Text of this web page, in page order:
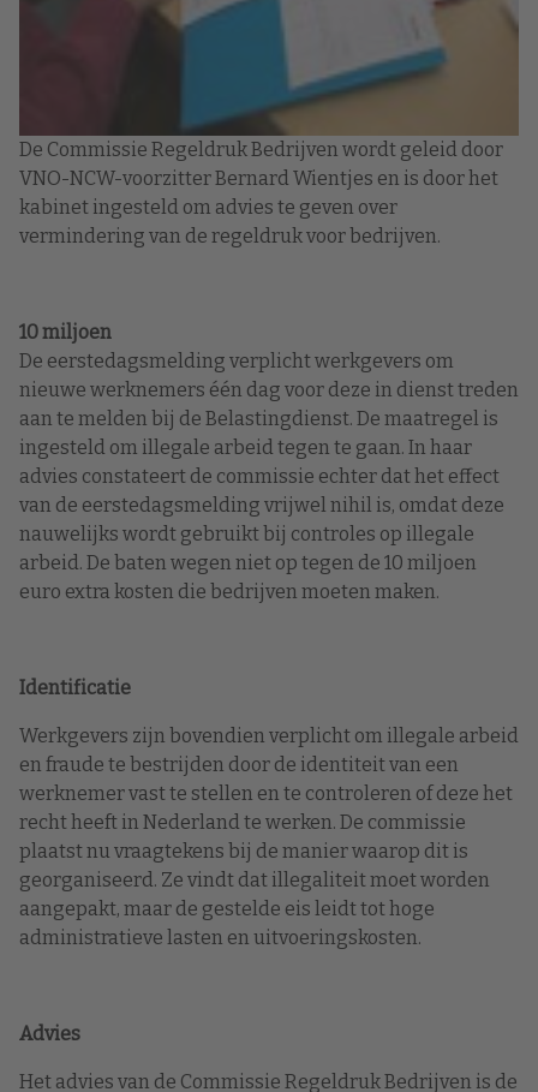
De Commissie Regeldruk Bedrijven wordt geleid door
VNO-NCW-voorzitter Bernard Wientjes en is door het
kabinet ingesteld om advies te geven over
vermindering van de regeldruk voor bedrijven.
10 miljoen
De eerstedagsmelding verplicht werkgevers om
nieuwe werknemers één dag voor deze in dienst treden
aan te melden bij de Belastingdienst. De maatregel is
ingesteld om illegale arbeid tegen te gaan. In haar
advies constateert de commissie echter dat het effect
van de eerstedagsmelding vrijwel nihil is, omdat deze
nauwelijks wordt gebruikt bij controles op illegale
arbeid. De baten wegen niet op tegen de 10 miljoen
euro extra kosten die bedrijven moeten maken.
Identificatie
Werkgevers zijn bovendien verplicht om illegale arbeid
en fraude te bestrijden door de identiteit van een
werknemer vast te stellen en te controleren of deze het
recht heeft in Nederland te werken. De commissie
plaatst nu vraagtekens bij de manier waarop dit is
georganiseerd. Ze vindt dat illegaliteit moet worden
aangepakt, maar de gestelde eis leidt tot hoge
administratieve lasten en uitvoeringskosten.
Advies
Het advies van de Commissie Regeldruk Bedrijven is de